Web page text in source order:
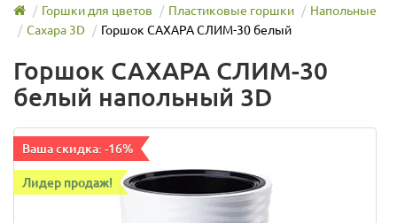
Горшки для цветов Пластиковые горшки
Напольные
Сахара 3D
Горшок САХАРА СЛИМ-30 белый
Горшок САХАРА СЛИМ-30
белый напольный 3D
Ваша скидка: -16%
Лидер продаж!